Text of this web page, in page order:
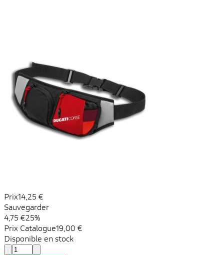
Prix14,25 €
Sauvegarder
4,75 €25%
Prix ​​Catalogue19,00 €
Disponible en stock